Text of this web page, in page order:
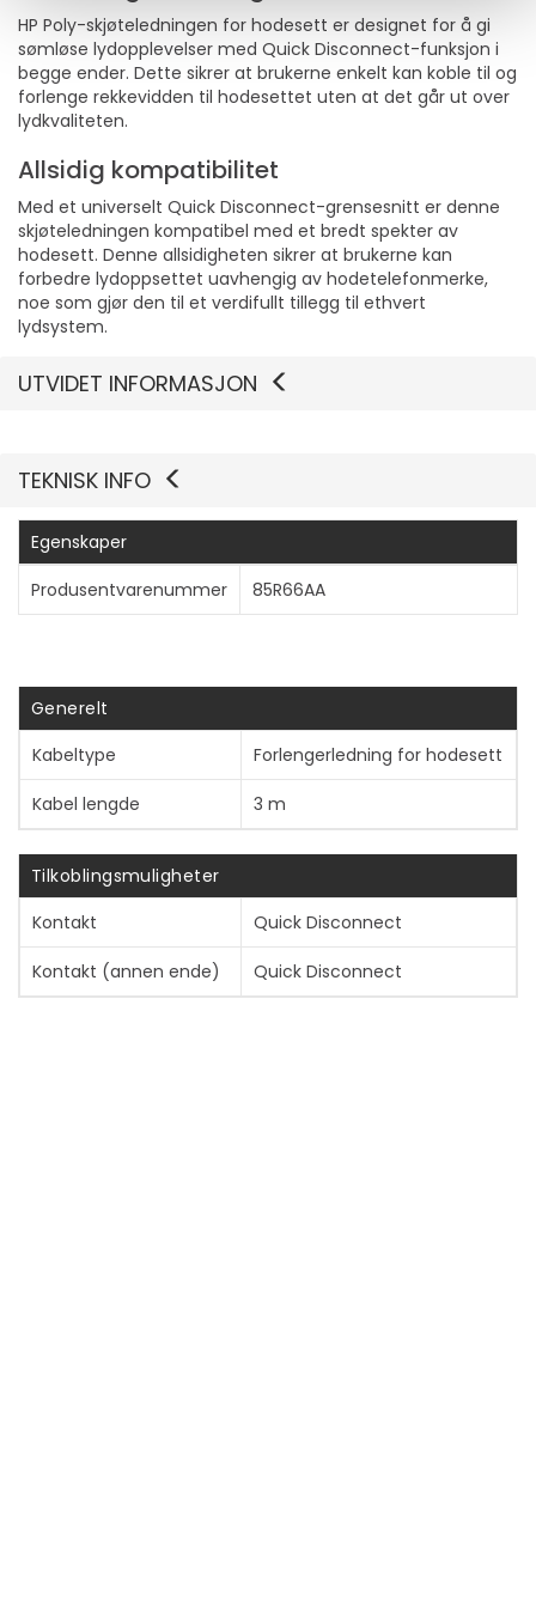
HP Poly-skjøteledningen for hodesett er designet for å gi
sømløse lydopplevelser med Quick Disconnect-funksjon i
begge ender. Dette sikrer at brukerne enkelt kan koble til og
forlenge rekkevidden til hodesettet uten at det går ut over
lydkvaliteten.
Allsidig kompatibilitet
Med et universelt Quick Disconnect-grensesnitt er denne
skjøteledningen kompatibel med et bredt spekter av
hodesett. Denne allsidigheten sikrer at brukerne kan
forbedre lydoppsettet uavhengig av hodetelefonmerke,
noe som gjør den til et verdifullt tillegg til ethvert
lydsystem.
UTVIDET INFORMASJON
TEKNISK INFO
Egenskaper
Produsentvarenummer
85R66AA
Generelt
Kabeltype
Forlengerledning for hodesett
Kabel lengde 3 m
Tilkoblingsmuligheter
Kontakt
Quick Disconnect
Kontakt (annen ende) Quick Disconnect